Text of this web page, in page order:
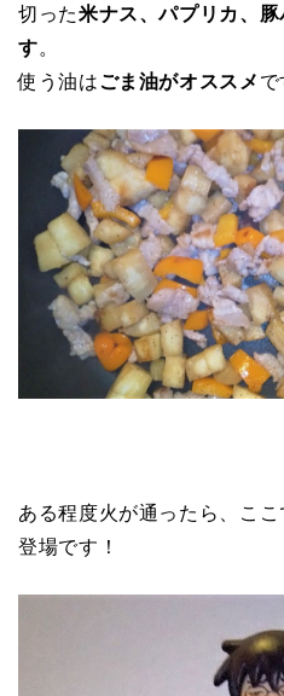
切った米ナス、パプリカ、豚
す。
使う油はごま油がオススメ で
ある程度火が通ったら、ここ
登場です！